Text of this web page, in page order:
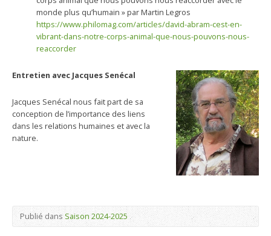
monde plus qu’humain » par Martin Legros
https://www.philomag.com/articles/david-abram-cest-en-
vibrant-dans-notre-corps-animal-que-nous-pouvons-nous-
reaccorder
Entretien avec Jacques Senécal
Jacques Senécal nous fait part de sa
conception de l’importance des liens
dans les relations humaines et avec la
nature.
Publié dansSaison 2024-2025